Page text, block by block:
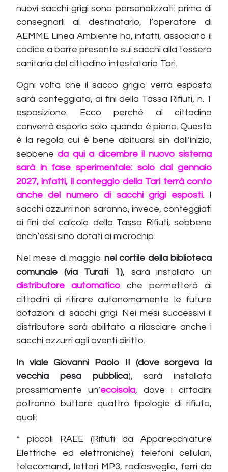
nuovi sacchi grigi sono personalizzati: prima di
consegnarli al destinatario, l’operatore di
AEMME Linea Ambiente ha, infatti, associato il
codice a barre presente sui sacchi alla tessera
sanitaria del cittadino intestatario Tari.
Ogni volta che il sacco grigio verrà esposto
sarà conteggiata, ai fini della Tassa Rifiuti, n. 1
esposizione. Ecco perché al cittadino
converrà esporlo solo quando è pieno. Questa
è la regola cui è bene abituarsi sin dall’inizio,
sebbeneda qui a dicembre il nuovo sistema
sarà in fase sperimentale: solo dal gennaio
2027, infatti, il conteggio della Tari terrà conto
anche del numero di sacchi grigi esposti. I
sacchi azzurri non saranno, invece, conteggiati
ai fini del calcolo della Tassa Rifiuti, sebbene
anch’essi sino dotati di microchip.
Nel mese di maggio nel cortile della biblioteca
comunale (via Turati 1), sarà installato un
distributore automatico
che permetterà ai
cittadini di ritirare autonomamente le future
dotazioni di sacchi grigi. Nei mesi successivi il
distributore sarà abilitato a rilasciare anche i
sacchi azzurri agli aventi diritto.
In viale Giovanni Paolo II (dove sorgeva la
vecchia pesa pubblica), sarà installata
prossimamente un’ecoisola, dove i cittadini
potranno buttare quattro tipologie di rifiuto,
quali:
* piccoli RAEE (Rifiuti da Apparecchiature
Elettriche ed elettroniche): telefoni cellulari,
telecomandi, lettori MP3, radiosveglie, ferri da